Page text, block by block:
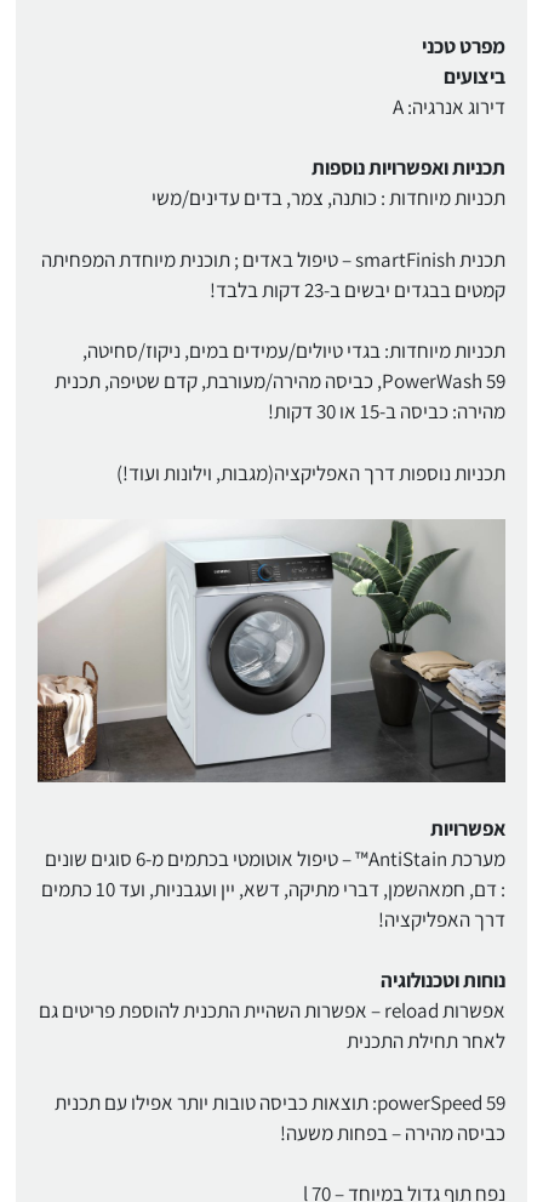
מפרט טכני
ביצועים
דירוג אנרגיה: A
תכניות ואפשרויות נוספות
תכניות מיוחדות : כותנה, צמר, בדים עדינים/משי
תכנית smartFinish – טיפול באדים ; תוכנית מיוחדת המפחיתה
קמטים בבגדים יבשים ב-23 דקות בלבד!
תכניות מיוחדות: בגדי טיולים/עמידים במים, ניקוז/סחיטה,
PowerWash 59, כביסה מהירה/מעורבת, קדם שטיפה, תכנית
מהירה: כביסה ב-15 או 30 דקות!
תכניות נוספות דרך האפליקציה(מגבות, וילונות ועוד!)
אפשרויות
מערכת AntiStain™ – טיפול אוטומטי בכתמים מ-6 סוגים שונים
: דם, חמאהשמן, דברי מתיקה, דשא, יין ועגבניות, ועד 10 כתמים
דרך האפליקציה!
נוחות וטכנולוגיה
אפשרות reload – אפשרות השהיית התכנית להוספת פריטים גם
לאחר תחילת התכנית
powerSpeed 59: תוצאות כביסה טובות יותר אפילו עם תכנית
כביסה מהירה – בפחות משעה!
נפח תוף גדול במיוחד – 70 l